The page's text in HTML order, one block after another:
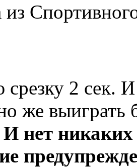
2 сек.
же выиграть
И нет